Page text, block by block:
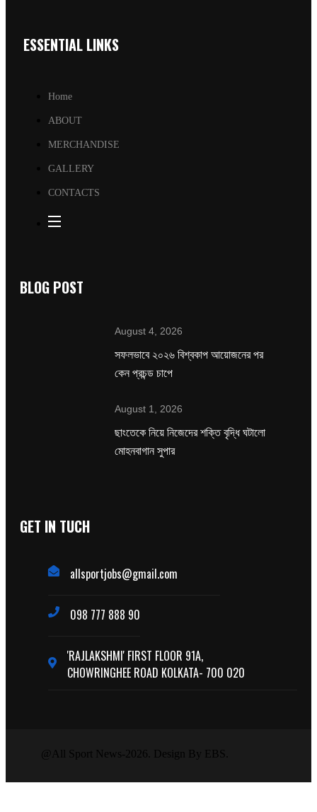
ESSENTIAL LINKS
Home
ABOUT
MERCHANDISE
GALLERY
CONTACTS
BLOG POST
August 4, 2026
সফলভাবে ২০২৬ বিশ্বকাপ আয়োজনের পর
কেন প্রচন্ড চাপে
August 1, 2026
ছাংতেকে নিয়ে নিজেদের শক্তি বৃদ্ধি ঘটালো
মোহনবাগান সুপার
GET IN TUCH
allsportjobs@gmail.com
098 777 888 90
'RAJLAKSHMI' FIRST FLOOR 91A,
CHOWRINGHEE ROAD KOLKATA- 700 020
@All Sport News-2026. Design By EBS.